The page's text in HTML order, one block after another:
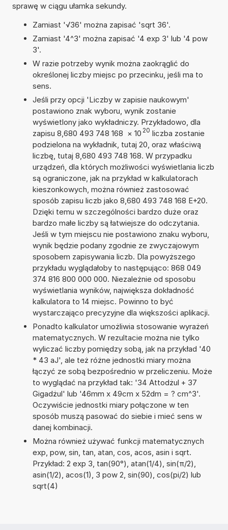
sprawę w ciągu ułamka sekundy.
Zamiast '√36' można zapisać 'sqrt 36'.
Zamiast '4^3' można zapisać '4 exp 3' lub '4 pow
3'.
W razie potrzeby wynik można zaokrąglić do
określonej liczby miejsc po przecinku, jeśli ma to
sens.
Jeśli przy opcji 'Liczby w zapisie naukowym'
postawiono znak wyboru, wynik zostanie
wyświetlony jako wykładniczy. Przykładowo, dla
zapisu 8,680 493 748 168 × 10 20 liczba zostanie
podzielona na wykładnik, tutaj 20, oraz właściwą
liczbę, tutaj 8,680 493 748 168. W przypadku
urządzeń, dla których możliwości wyświetlania liczb
są ograniczone, jak na przykład w kalkulatorach
kieszonkowych, można również zastosować
sposób zapisu liczb jako 8,680 493 748 168 E+20.
Dzięki temu w szczególności bardzo duże oraz
bardzo małe liczby są łatwiejsze do odczytania.
Jeśli w tym miejscu nie postawiono znaku wyboru,
wynik będzie podany zgodnie ze zwyczajowym
sposobem zapisywania liczb. Dla powyższego
przykładu wyglądałoby to następująco: 868 049
374 816 800 000 000. Niezależnie od sposobu
wyświetlania wyników, największa dokładność
kalkulatora to 14 miejsc. Powinno to być
wystarczająco precyzyjne dla większości aplikacji.
Ponadto kalkulator umożliwia stosowanie wyrażeń
matematycznych. W rezultacie można nie tylko
wyliczać liczby pomiędzy sobą, jak na przykład '40
* 43 aJ', ale też różne jednostki miary można
łączyć ze sobą bezpośrednio w przeliczeniu. Może
to wyglądać na przykład tak: '34 Attodżul + 37
Gigadżul' lub '46mm x 49cm x 52dm = ? cm^3'.
Oczywiście jednostki miary połączone w ten
sposób muszą pasować do siebie i mieć sens w
danej kombinacji.
Można również używać funkcji matematycznych
exp, pow, sin, tan, atan, cos, acos, asin i sqrt.
Przykład: 2 exp 3, tan(90°), atan(1/4), sin(π/2),
asin(1/2), acos(1), 3 pow 2, sin(90), cos(pi/2) lub
sqrt(4)